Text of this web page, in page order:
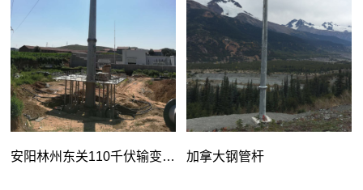
安阳林州东关110千伏输变电 加拿大钢管杆